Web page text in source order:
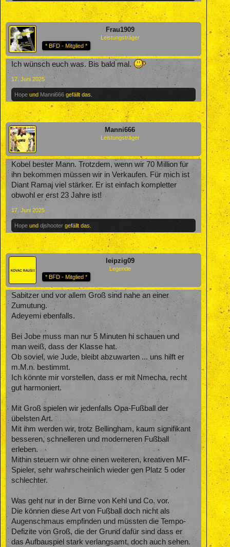
Frau1909
Leistungsträger
* BFD - Mitglied *
Ich wünsch euch was. Bis bald mal.
17. Juni 2025
Hope und Manni666 gefällt das.
Manni666
Leistungsträger
Kobel bester Mann. Trotzdem, wenn wir 70 Million für
ihn bekommen müssen wir in Verkaufen. Für mich ist
Diant Ramaj viel stärker. Er ist einfach kompletter
obwohl er erst 23 Jahre ist!
17. Juni 2025
Hope und djshooter gefällt das.
leipzig09
Legende
* BFD - Mitglied *
Sabitzer und vor allem Groß sind nahe an einer
Zumutung.
Adeyemi ebenfalls.
Bei Jobe muss man nur 5 Minuten hi schauen und
man weiß, dass der Klasse hat.
Ob soviel, wie Jude, bleibt abzuwarten ... uns hilft er
m.M.n. bestimmt.
Ich könnte mir vorstellen, dass er mit Nmecha, recht
gut harmoniert.
Mit Groß spielen wir jedenfalls Opa-Fußball der
übelsten Art.
Mit ihm werden wir, trotz Bellingham, kaum signifikant
besseren, schnelleren und moderneren Fußball
erleben.
Mithin steuern wir ohne einen weiteren, kreativen MF-
Spieler, sehr wahrscheinlich wieder gen Platz 5 oder
schlechter.
Was geht nur in der Birne von Kehl und Co. vor.
Die können diese Art von Fußball doch nicht als
Augenschmaus empfinden und müssten die Tempo-
Defizite von Groß, die der Grund dafür sind dass er
das Aufbauspiel stark verlangsamt, doch auch sehen.